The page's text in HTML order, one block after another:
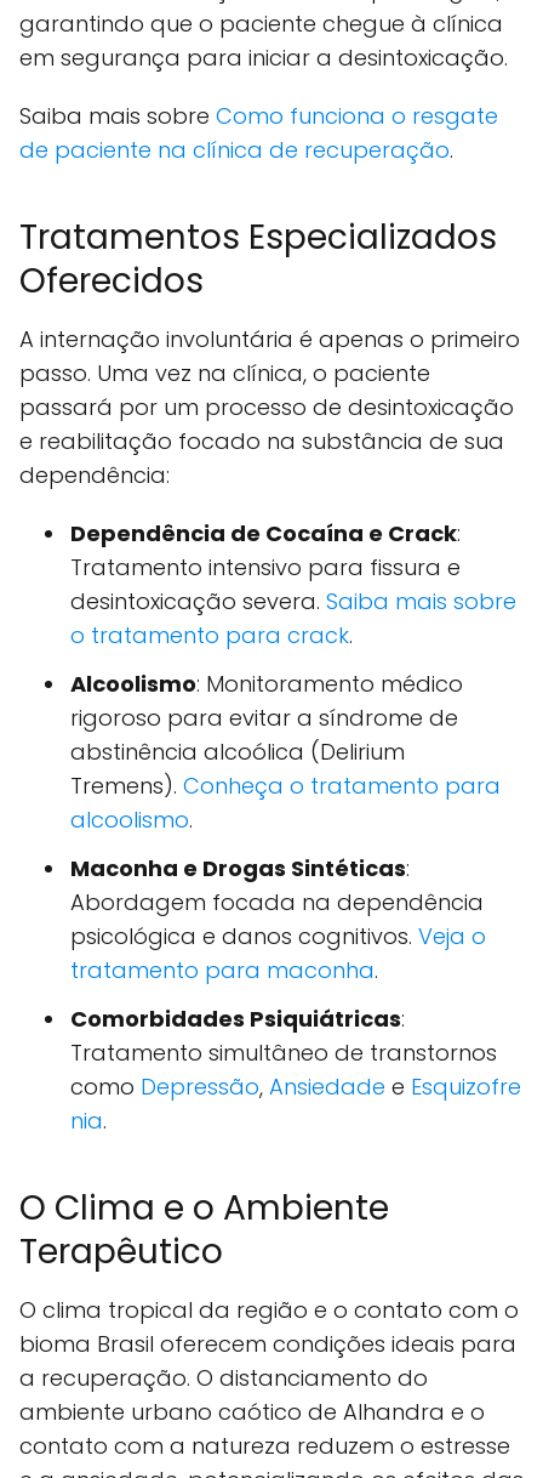
garantindo que o paciente chegue à clínica
em segurança para iniciar a desintoxicação.
Saiba mais sobre Como funciona o resgate
de paciente na clínica de recuperação.
Tratamentos Especializados
Oferecidos
A internação involuntária é apenas o primeiro
passo. Uma vez na clínica, o paciente
passará por um processo de desintoxicação
e reabilitação focado na substância de sua
dependência:
Dependência de Cocaína e Crack:
Tratamento intensivo para fissura e
desintoxicação severa. Saiba mais sobre
o tratamento para crack.
Alcoolismo: Monitoramento médico
rigoroso para evitar a síndrome de
abstinência alcoólica (Delirium
Tremens). Conheça o tratamento para
alcoolismo.
Maconha e Drogas Sintéticas:
Abordagem focada na dependência
psicológica e danos cognitivos. Veja o
tratamento para maconha.
Comorbidades Psiquiátricas:
Tratamento simultâneo de transtornos
como Depressão, Ansiedade e Esquizofre
nia.
O Clima e o Ambiente
Terapêutico
O clima tropical da região e o contato com o
bioma Brasil oferecem condições ideais para
a recuperação. O distanciamento do
ambiente urbano caótico de Alhandra e o
contato com a natureza reduzem o estresse